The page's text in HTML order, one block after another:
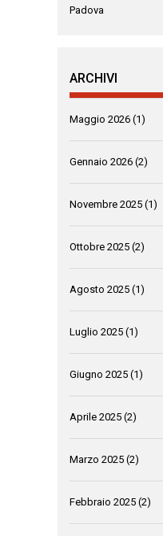
Padova
ARCHIVI
Maggio 2026 (1)
Gennaio 2026 (2)
Novembre 2025 (1)
Ottobre 2025 (2)
Agosto 2025 (1)
Luglio 2025 (1)
Giugno 2025 (1)
Aprile 2025 (2)
Marzo 2025 (2)
Febbraio 2025 (2)